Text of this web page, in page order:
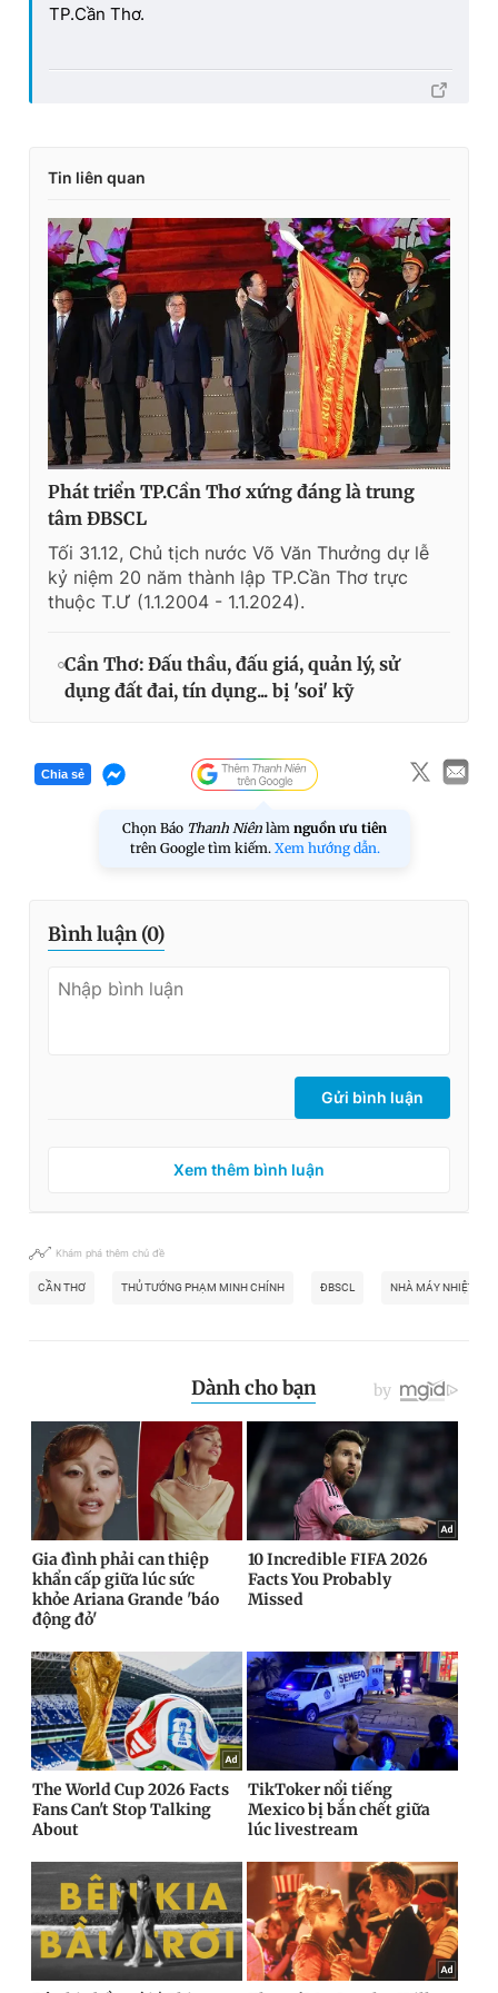
TP.Cần Thơ.
Tin liên quan
Phát triển TP.Cần Thơ xứng đáng là trung
tâm ĐBSCL
Tối 31.12, Chủ tịch nước Võ Văn Thưởng dự lễ
kỷ niệm 20 năm thành lập TP.Cần Thơ trực
thuộc T.Ư (1.1.2004 - 1.1.2024).
Cần Thơ: Đấu thầu, đấu giá, quản lý, sử
dụng đất đai, tín dụng... bị 'soi' kỹ
Chia sẻ
Chọn Báo Thanh Niên làm nguồn ưu tiên
trên Google tìm kiếm. Xem hướng dẫn.
Bình luận (0)
Gửi bình luận
Xem thêm bình luận
Khám phá thêm chủ đề
CẦN THƠ THỦ TƯỚNG PHẠM MINH CHÍNH ĐBSCL NHÀ MÁY NHIỆT